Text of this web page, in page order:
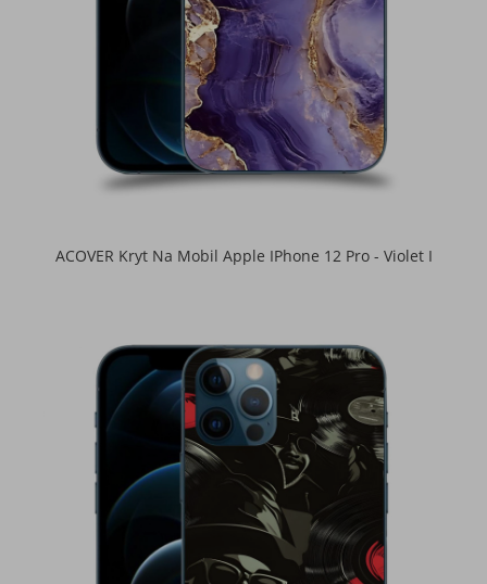
ACOVER Kryt Na Mobil Apple IPhone 12 Pro - Violet I